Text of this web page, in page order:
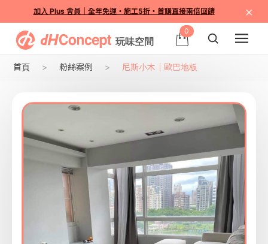
加入 Plus 會員｜全年免運・施工5折・首購直接兩倍回饋 ×
0
首頁 粉絲案例 尼斯小木｜歐巴地板